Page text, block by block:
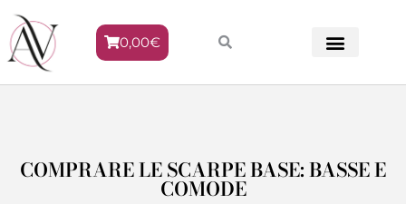
0,00€
COMPRARE LE SCARPE BASE: BASSE E
COMODE